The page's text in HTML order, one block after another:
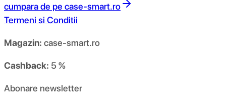
cumpara de pe case-smart.ro
Termeni si Conditii
Magazin: case-smart.ro
Cashback: 5 %
Abonare newsletter